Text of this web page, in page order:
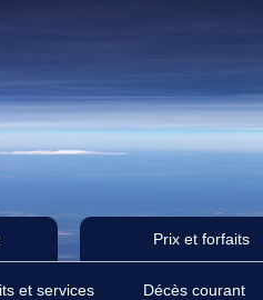
Prix et forfaits
et services Décès courant